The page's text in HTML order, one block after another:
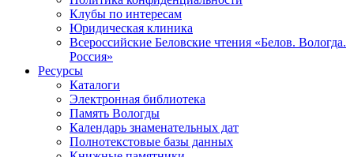
Клубы по интересам
Юридическая клиника
Всероссийские Беловские чтения «Белов. Вологда.
Россия»
Ресурсы
Каталоги
Электронная библиотека
Память Вологды
Календарь знаменательных дат
Полнотекстовые базы данных